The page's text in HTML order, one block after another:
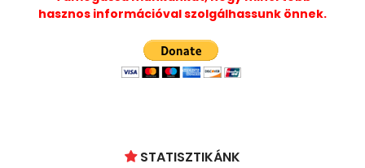
hasznos információval szolgálhassunk önnek.
STATISZTIKÁNK